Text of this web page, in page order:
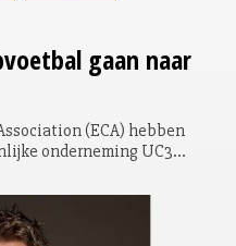
gaan naar
(ECA) hebben
onderneming UC3
de wereldwijde
mannenclubcompetities
volgt op een tender